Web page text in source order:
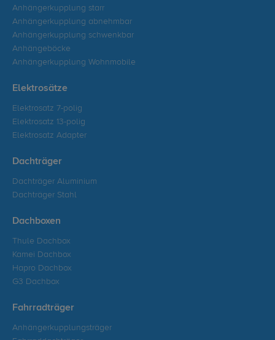
Anhängerkupplung starr
Anhängerkupplung abnehmbar
Anhängerkupplung schwenkbar
Anhängeböcke
Anhängerkupplung Wohnmobile
Elektrosätze
Elektrosatz 7-polig
Elektrosatz 13-polig
Elektrosatz Adapter
Dachträger
Dachträger Aluminium
Dachträger Stahl
Dachboxen
Thule Dachbox
Kamei Dachbox
Hapro Dachbox
G3 Dachbox
Fahrradträger
Anhängerkupplungsträger